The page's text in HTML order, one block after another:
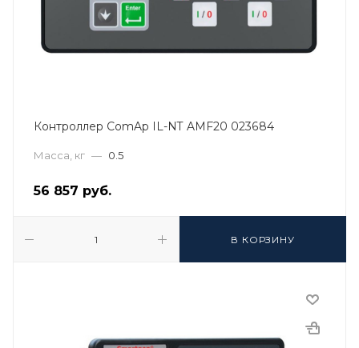
Контроллер ComAp IL-NT AMF20 023684
Масса, кг — 0.5
56 857 руб.
В КОРЗИНУ